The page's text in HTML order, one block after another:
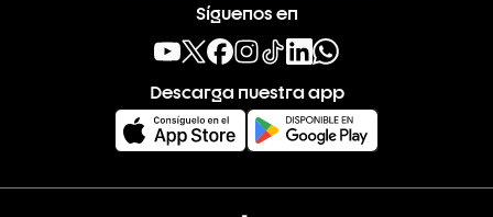
Síguenos en
Descarga nuestra app